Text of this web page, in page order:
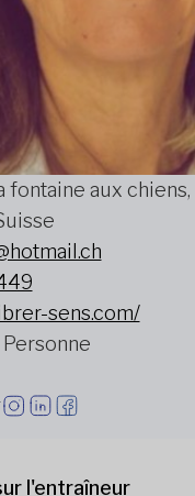
fontaine aux chiens,
sens.com/
l'entraîneur